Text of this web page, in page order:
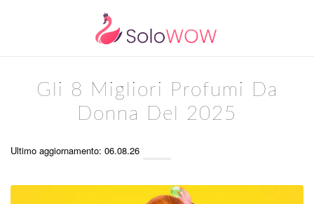
Gli 8 Migliori Profumi Da
Donna Del 2025
Ultimo aggiornamento: 06.08.26